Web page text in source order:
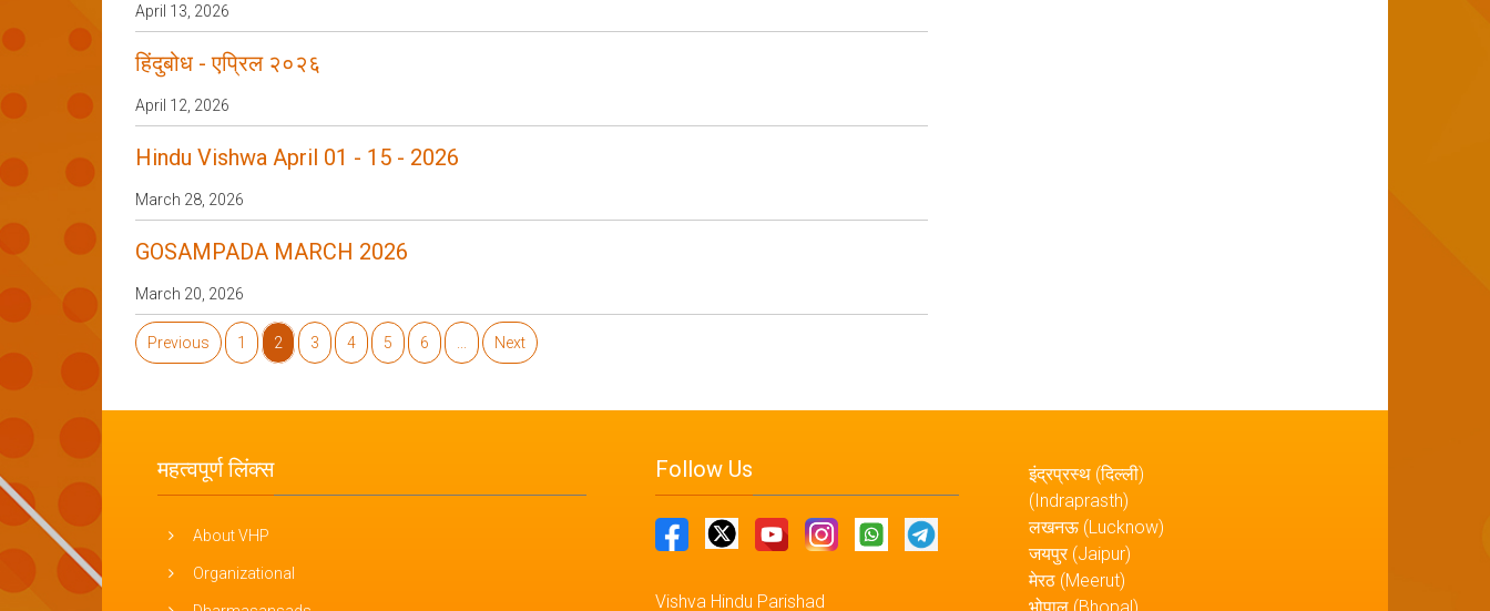
April 13, 2026
हिंदुबोध - एप्रिल २०२६
April 12, 2026
Hindu Vishwa April 01 - 15 - 2026
March 28, 2026
GOSAMPADA MARCH 2026
March 20, 2026
Previous 1 2 3 4 5 6 Next
महत्वपूर्ण लिंक्स
About VHP
Organizational
Follow Us
Vishva Hindu Parishad
इंद्रप्रस्थ (दिल्ली)
(Indraprasth)
लखनऊ (Lucknow)
जयपुर (Jaipur)
मेरठ (Meerut)